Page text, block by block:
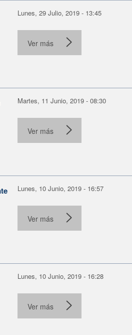
Lunes, 29 Julio, 2019 - 13:45
Ver más
Martes, 11 Junio, 2019 - 08:30
Ver más
Lunes, 10 Junio, 2019 - 16:57
Ver más
Lunes, 10 Junio, 2019 - 16:28
Ver más